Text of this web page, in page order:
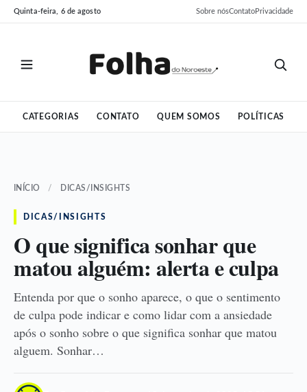
Pular
para
Pular
para
Quinta-feira, 6 de agosto Sobre nósContatoPrivacidade
CATEGORIAS CONTATO QUEM SOMOS POLÍTICAS
INÍCIO / DICAS/INSIGHTS
DICAS/INSIGHTS
O que significa sonhar que
matou alguém: alerta e culpa
Entenda por que o sonho aparece, o que o sentimento
de culpa pode indicar e como lidar com a ansiedade
após o sonho sobre o que significa sonhar que matou
alguem. Sonhar…